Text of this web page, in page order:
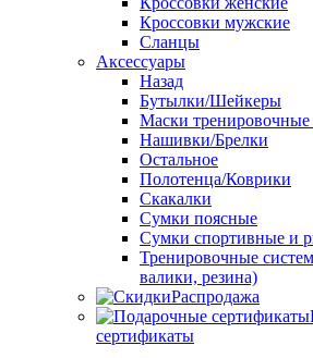
Кроссовки мужские
Сланцы
Аксессуары
Назад
Бутылки/Шейкеры
Маски
Нашивки/Брелки
Остальное
Полотенца/Коврики
Скакалки
Сумки поясные
Сумки спортивные и
Тренировочные
валики, резина)
Распродажа
сертификаты